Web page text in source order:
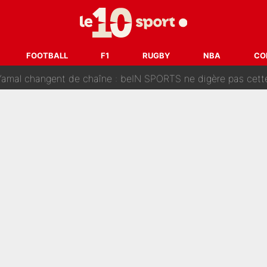
FOOTBALL F1 RUGBY NBA
les recrues espérées par Bruno Genesio et Grégory
: Ces autres joueurs du XV de France pourraient aussi quitter le Stade
changent de chaîne : beIN SPORTS ne digère pas cette décision